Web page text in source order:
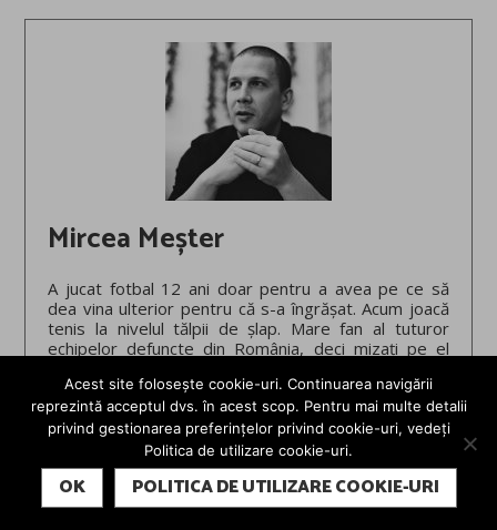
Mircea Meșter
A jucat fotbal 12 ani doar pentru a avea pe ce să
dea vina ulterior pentru că s-a îngrășat. Acum joacă
tenis la nivelul tălpii de șlap. Mare fan al tuturor
echipelor defuncte din România, deci mizați pe el
ce să mai piardă. În cealaltă viață e jurnalist auto și-i
stresează pe toți obligându-i să-și lege centurile de
siguranță.
SUBSCRIBE
Acest site folosește cookie-uri. Continuarea navigării
reprezintă acceptul dvs. în acest scop. Pentru mai multe detalii
privind gestionarea preferințelor privind cookie-uri, vedeți
Politica de utilizare cookie-uri.
OK POLITICA DE UTILIZARE COOKIE-URI